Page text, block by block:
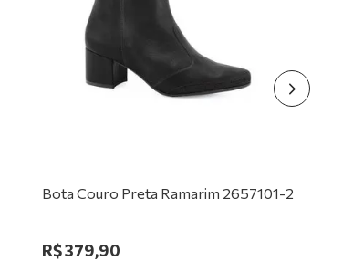
Bota Couro Preta Ramarim 2657101-2
R$379,90